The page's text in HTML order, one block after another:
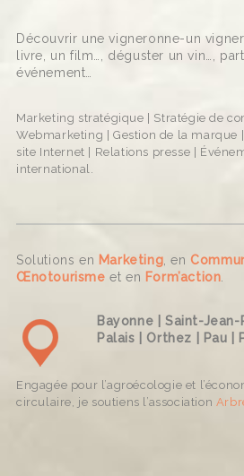
Découvrir une vigneronne-un
livre, un film…, déguster un vin…,
événement…
Marketing stratégique | Stratégie de
Webmarketing | Gestion de la marque
site Internet | Relations presse |
international.
Solutions en Marketing , en
Œnotourisme et en Form’action
Bayonne | Saint-
Palais | Orthez | Pau |
Engagée pour l’agroécologie et
circulaire, je soutiens l’association